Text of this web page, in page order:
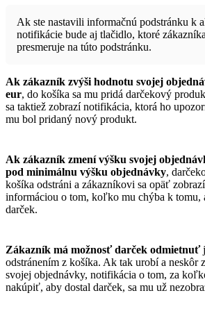
Ak ste nastavili informačnú podstránku k
notifikácie bude aj tlačidlo, ktoré
presmeruje na túto podstránku.
Ak zákazník zvýši hodnotu svojej
eur, do košíka sa mu pridá darčekový
sa taktiež zobrazí notifikácia, ktorá ho
mu bol pridaný nový produkt.
Ak zákazník zmení výšku svojej
pod minimálnu výšku objednávky,
košíka odstráni a zákazníkovi sa opäť
informáciou o tom, koľko mu chýba k tomu,
darček.
Zákazník má možnosť darček odmietnuť
odstránením z košíka. Ak tak urobí a neskôr
svojej objednávky, notifikácia o tom, za
nakúpiť, aby dostal darček, sa mu už